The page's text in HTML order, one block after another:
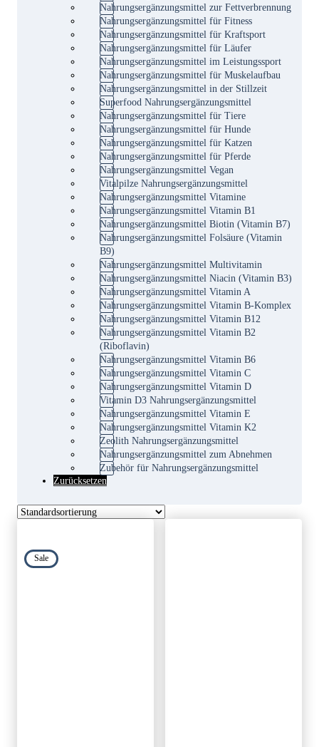
Nahrungsergänzungsmittel zur Fettverbrennung
Nahrungsergänzungsmittel für Fitness
Nahrungsergänzungsmittel für Kraftsport
Nahrungsergänzungsmittel für Läufer
Nahrungsergänzungsmittel im Leistungssport
Nahrungsergänzungsmittel für Muskelaufbau
Nahrungsergänzungsmittel in der Stillzeit
Superfood Nahrungsergänzungsmittel
Nahrungsergänzungsmittel für Tiere
Nahrungsergänzungsmittel für Hunde
Nahrungsergänzungsmittel für Katzen
Nahrungsergänzungsmittel für Pferde
Nahrungsergänzungsmittel Vegan
Vitalpilze Nahrungsergänzungsmittel
Nahrungsergänzungsmittel Vitamine
Nahrungsergänzungsmittel Vitamin B1
Nahrungsergänzungsmittel Biotin (Vitamin B7)
Nahrungsergänzungsmittel Folsäure (Vitamin
B9)
Nahrungsergänzungsmittel Multivitamin
Nahrungsergänzungsmittel Niacin (Vitamin B3)
Nahrungsergänzungsmittel Vitamin A
Nahrungsergänzungsmittel Vitamin B-Komplex
Nahrungsergänzungsmittel Vitamin B12
Nahrungsergänzungsmittel Vitamin B2
(Riboflavin)
Nahrungsergänzungsmittel Vitamin B6
Nahrungsergänzungsmittel Vitamin C
Nahrungsergänzungsmittel Vitamin D
Vitamin D3 Nahrungsergänzungsmittel
Nahrungsergänzungsmittel Vitamin E
Nahrungsergänzungsmittel Vitamin K2
Zeolith Nahrungsergänzungsmittel
Nahrungsergänzungsmittel zum Abnehmen
Zubehör für Nahrungsergänzungsmittel
Zurücksetzen
Sale